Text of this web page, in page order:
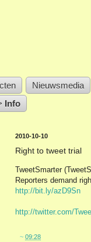
Nieuwsmedia
Info
2010-10-10
Right to tweet trial
TweetSmarter
Reporters demand
http://bit.ly/azD9Sn
http://twitter.com/
~ 09:28